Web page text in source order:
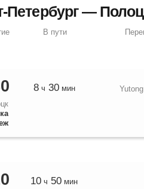
Петербург —
В пути
8ч 30мин
10 ч 50 мин